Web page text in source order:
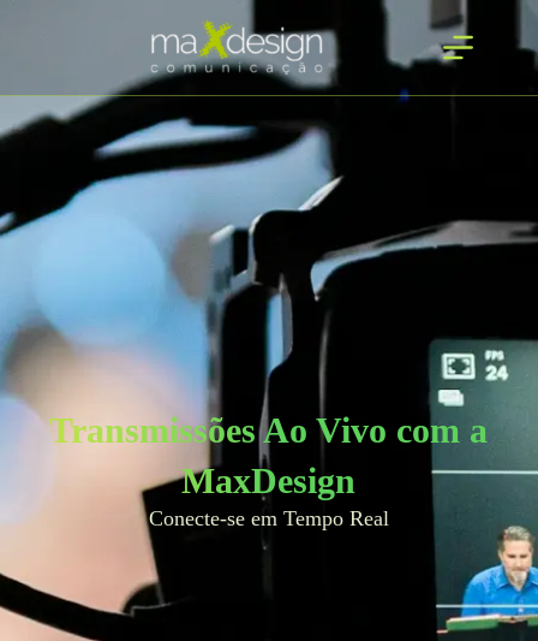
Transmissões Ao Vivo com a
MaxDesign
Conecte-se em Tempo Real